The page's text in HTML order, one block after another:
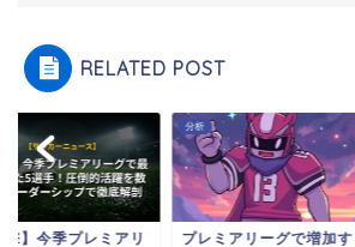
RELATED POST
撃】今季プレミアリ
分析
プレミアリーグで増加す